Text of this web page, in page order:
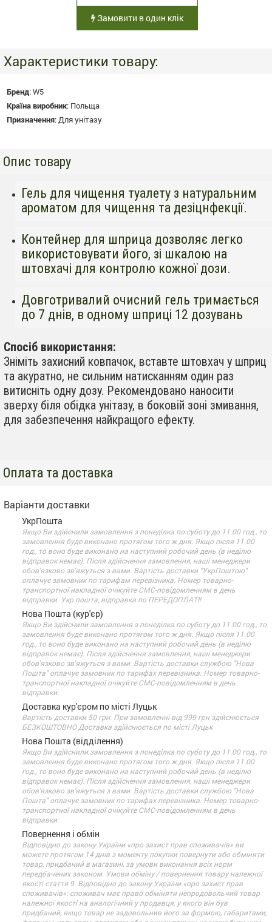
Замовити в один клік
Характеристики товару:
Бренд:W5
Країна виробник: Польща
Призначення:Для унітазу
Опис товару
Гель для чищення туалету з натуральним
ароматом для чищення та дезіцнфекції.
Контейнер для шприца дозволяє легко
використовувати його, зі шкалою на
штовхачі для контролю кожної дози.
Довготривалий очисний гель тримається
до 7 днів, в одному шприці 12 дозувань
Спосіб використання:
Зніміть захисний ковпачок, вставте штовхач у шприц
та акуратно, не сильним натисканням один раз
витисніть одну дозу. Рекомендовано наносити
зверху біля обідка унітазу, в боковій зоні змивання,
для забезпечення найкращого ефекту.
Оплата та доставка
Варіанти доставки
УкрПошта
Якщо Ви здійснили замовлення з понеділка по суботу до 11.00 год., то
замовлення буде виконано протягом того ж дня. Якщо після 11.00
год., то воно буде виконано на наступний робочий день (в неділю
відправок немає). Після здійснення замовлення, наші менеджери
обов'язково зв'яжуться з вами. Вартість доставки "УкрПоштою"
оплачує замовник по тарифам перевізника. Номер товарно-
транспортної накладної очікуйте СМС-повідомленням в день
відправки. Укр.пошта, відправка по ПЕРЕДОПЛАТІ!
Нова Пошта (кур'єр)
Якщо Ви здійснили замовлення з понеділка по суботу до 11.00 год., то
замовлення буде виконано протягом того ж дня. Якщо після 11.00
год., то воно буде виконано на наступний робочий день (в неділю
відправок немає). Після здійснення замовлення, наші менеджери
обов'язково зв'яжуться з вами. Вартість доставки службою "Нова
Пошта" оплачує замовник по тарифах перевізника. Номер товарно-
транспортної накладної очікуйте СМС-повідомленням в день
відправки.
Доставка кур'єром по місті Луцьк
Вартість доставки 50 грн. При замовленні від 999 грн здійснюється
БЕЗКОШТОВНО Доставка здійснюється по місті Луцьк
Нова Пошта (відділення)
Якщо Ви здійснили замовлення з понеділка по суботу до 11.00 год., то
замовлення буде виконано протягом того ж дня. Якщо після 11.00
год., то воно буде виконано на наступний робочий день (в неділю
відправок немає). Після здійснення замовлення, наші менеджери
обов'язково зв'яжуться з вами. Вартість доставки службою "Нова
Пошта" оплачує замовник по тарифах перевізника. Номер товарно-
транспортної накладної очікуйте СМС-повідомленням в день
відправки.
Повернення і обмін
Відповідно до закону України «про захист прав споживачів» ви
можете протягом 14 днів з моменту покупки повернути або обміняти
товар, придбаний в магазині, за умови виконання всіх норм
передбачених законом. Умови обміну / повернення товару належної
якості стаття 9. Відповідно до закону України «про захист прав
споживачів»: споживач має право обміняти непродовольчий товар
належної якості на аналогічний у продавця, у якого він був
придбаний, якщо товар не задовольнив його за формою, габаритами,